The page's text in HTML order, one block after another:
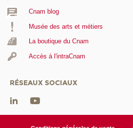
Cnam blog
Musée des arts et métiers
La boutique du Cnam
Accès à l'intraCnam
RÉSEAUX SOCIAUX